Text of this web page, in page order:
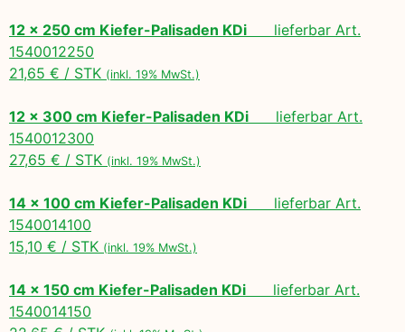
12 x 250 cm Kiefer-Palisaden KDi lieferbar Art.
1540012250
21,65 € / STK (inkl. 19% MwSt.)
12 x 300 cm Kiefer-Palisaden KDi lieferbar Art.
1540012300
27,65 € / STK (inkl. 19% MwSt.)
14 x 100 cm Kiefer-Palisaden KDi lieferbar Art.
1540014100
15,10 € / STK (inkl. 19% MwSt.)
14 x 150 cm Kiefer-Palisaden KDi lieferbar Art.
1540014150